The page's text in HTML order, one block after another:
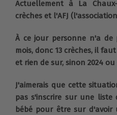
Actuellement à La
crèches et l'AFJ
À ce jour personne n'a
mois, donc 13 crèches, il
et rien de sur, sinon 2024 ou
J'aimerais que cette
pas s'inscrire sur une
bébé pour être sur